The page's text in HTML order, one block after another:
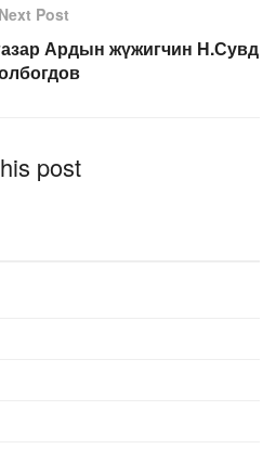
Next Post
Ардын жүжигчин Н.Сувд
post